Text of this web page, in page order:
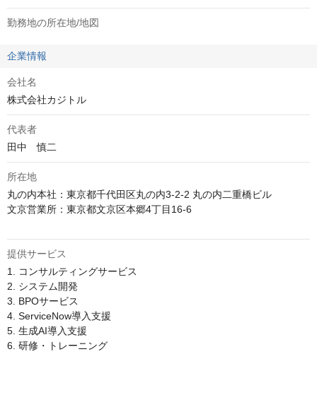
勤務地の所在地/地図
企業情報
会社名
株式会社カジトル
代表者
田中　慎二
所在地
丸の内本社：東京都千代田区丸の内3-2-2 丸の内二重橋ビル
文京営業所：東京都文京区本郷4丁目16-6
提供サービス
1. コンサルティングサービス
2. システム開発
3. BPOサービス
4. ServiceNow導入支援​
5. 生成AI導入支援​
6. 研修・トレーニング​